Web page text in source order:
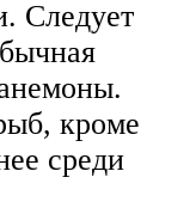
Следует
кроме
среди